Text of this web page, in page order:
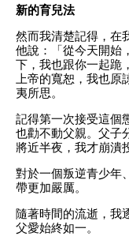
新的育兒法
然而我清楚記得，在
他說：「從今天開始
下，我也跟你一起跪
上帝的寬恕，我也
夷所思。
記得第一次接受這個
也勸不動父親。父子
將近半夜，我才崩潰
對於一個叛逆青少年
帶更加嚴厲。
隨著時間的流逝，我
父愛始終如一。